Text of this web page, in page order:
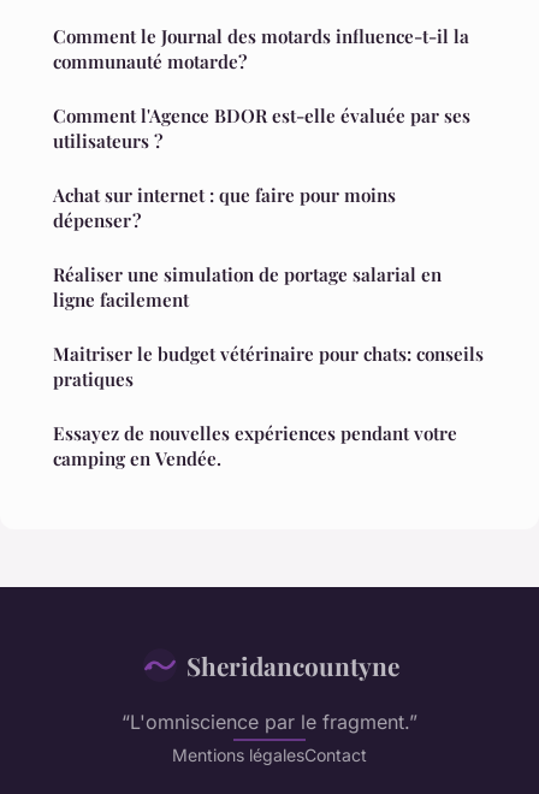
Comment le Journal des motards influence-t-il la
communauté motarde?
Comment l'Agence BDOR est-elle évaluée par ses
utilisateurs ?
Achat sur internet : que faire pour moins
dépenser ?
Réaliser une simulation de portage salarial en
ligne facilement
Maitriser le budget vétérinaire pour chats: conseils
pratiques
Essayez de nouvelles expériences pendant votre
camping en Vendée.
Sheridancountyne
“L'omniscience par le fragment.”
Mentions légalesContact